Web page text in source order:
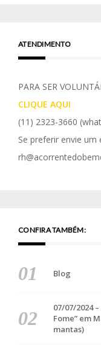
ATENDIMENTO
PARA SER
CLIQUE AQUI
(11) 2323-3660
Se preferir envie um
CONFIRA TAMBÉM:
Blog
07/07/2024
Fome” em
mantas)